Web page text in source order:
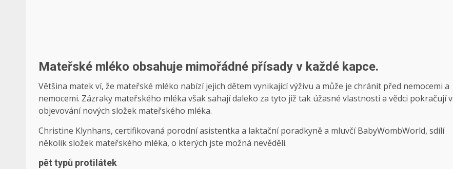
Mateřské mléko obsahuje mimořádné přísady v každé kapce.
Většina matek ví, že mateřské mléko nabízí jejich dětem vynikající výživu a může je chránit před nemocemi a
nemocemi. Zázraky mateřského mléka však sahají daleko za tyto již tak úžasné vlastnosti a vědci pokračují v
objevování nových složek mateřského mléka.
Christine Klynhans, certifikovaná porodní asistentka a laktační poradkyně a mluvčí BabyWombWorld, sdílí
několik složek mateřského mléka, o kterých jste možná nevěděli.
pět typů protilátek